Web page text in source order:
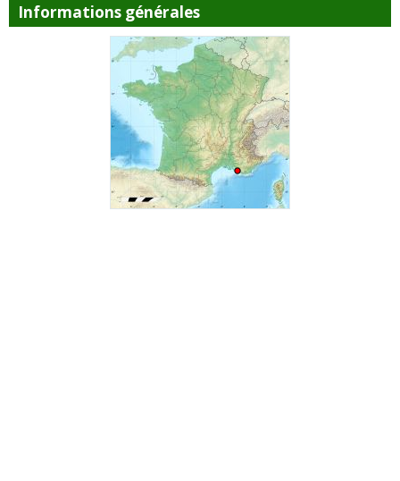
Informations générales